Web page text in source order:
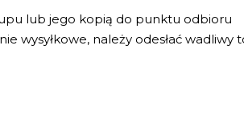
lub jego kopią do punktu odbioru
wysyłkowe, należy odesłać wadliwy